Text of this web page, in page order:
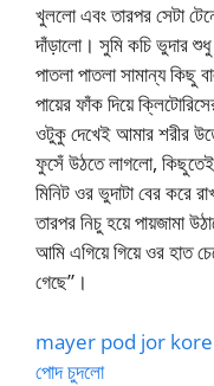
খুললো এবং তারপর সেটা
দাঁড়ালো। সুমি কচি ভুদার
পাতলা পাতলা সামান্য
পায়ের ফাঁক দিয়ে
ওটুকু দেখেই আমার শরীর
ফুসেঁ উঠতে লাগলো, কিছুতেই
মিনিট ওর ভুদাটা বের করে
তারপর নিচু হয়ে পায়জামা
আমি এগিয়ে গিয়ে ওর হাত
গেছে”।
mayer pod jor kore
পোদ চুদলো